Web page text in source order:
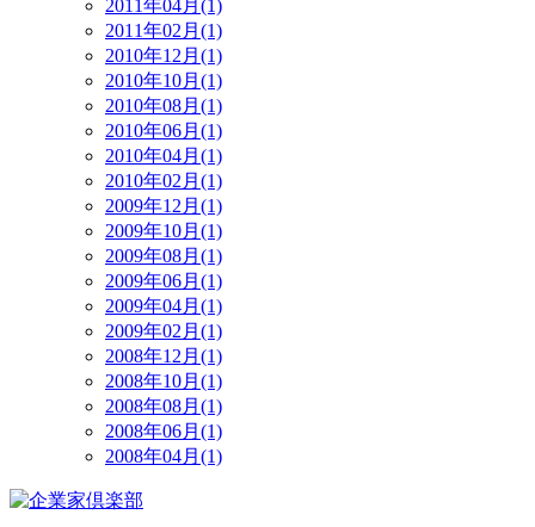
2011年04月(1)
2011年02月(1)
2010年12月(1)
2010年10月(1)
2010年08月(1)
2010年06月(1)
2010年04月(1)
2010年02月(1)
2009年12月(1)
2009年10月(1)
2009年08月(1)
2009年06月(1)
2009年04月(1)
2009年02月(1)
2008年12月(1)
2008年10月(1)
2008年08月(1)
2008年06月(1)
2008年04月(1)